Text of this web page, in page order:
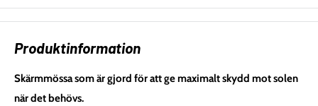
Produktinformation
Skärmmössa som är gjord för att ge maximalt skydd mot solen
när det behövs.